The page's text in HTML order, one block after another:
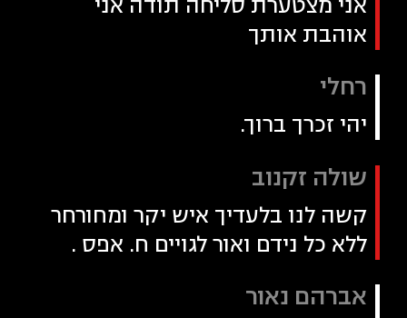
אוהבת אותך
רחלי
יהי זכרך ברוך.
שולה זקנוב
קשה לנו בלעדיך איש יקר ומחורחר
ללא כל נידם ואור לגויים ח. אפס .
אברהם נאור